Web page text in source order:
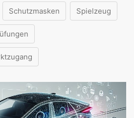
Schutzmasken Spielzeug